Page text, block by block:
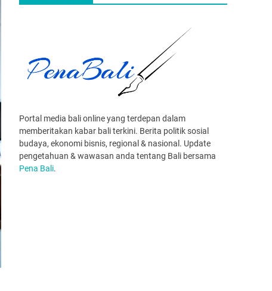
Portal media bali online yang terdepan dalam
memberitakan kabar bali terkini. Berita politik sosial
budaya, ekonomi bisnis, regional & nasional. Update
pengetahuan & wawasan anda tentang Bali bersama
Pena Bali.